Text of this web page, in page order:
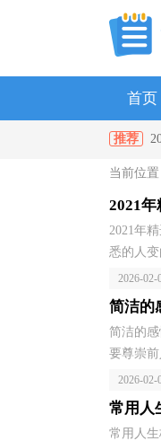
首页
单位
推荐
条
当前位置
2021年
2021年
悉的人
2026-02-
简洁的
简洁的
要尊崇
2026-02-
常用人
常用人